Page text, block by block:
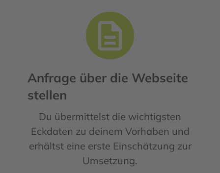
Anfrage über die Webseite
stellen
Du übermittelst die wichtigsten
Eckdaten zu deinem Vorhaben und
erhältst eine erste Einschätzung zur
Umsetzung.